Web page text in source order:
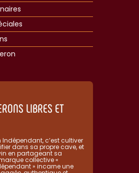
LIBRES ET
Indépendant, c’est cultiver
dans sa propre cave, et
en partageant sa
collective «
» incarne une